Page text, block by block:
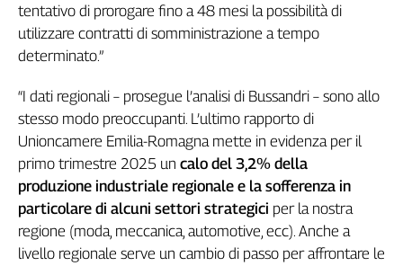
Giulia
Lazio
Liguria
Marche
Piemonte
Puglia
Sardegna
Sicilia
Toscana
Trentino
tentativo di prorogare fino a 48 mesi la possibilità di
utilizzare contratti di somministrazione a tempo
determinato.”
“I dati regionali – prosegue l’analisi di Bussandri – sono allo
stesso modo preoccupanti. L’ultimo rapporto di
Unioncamere Emilia-Romagna mette in evidenza per il
primo trimestre 2025 un calo del 3,2% della
produzione industriale regionale e la sofferenza in
particolare di alcuni settori strategici per la nostra
regione (moda, meccanica, automotive, ecc). Anche a
livello regionale serve un cambio di passo per affrontare le